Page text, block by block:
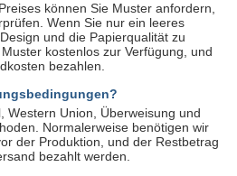
können Sie Muster anfordern,
Wenn Sie nur ein leeres
und die Papierqualität zu
kostenlos zur Verfügung, und
bezahlen.
Western Union, Überweisung und
Normalerweise benötigen wir
der Produktion, und der Restbetrag
bezahlt werden.